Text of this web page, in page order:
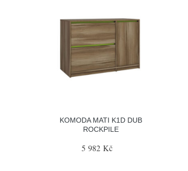
KOMODA MATI K1D DUB
ROCKPILE
5 982 Kč